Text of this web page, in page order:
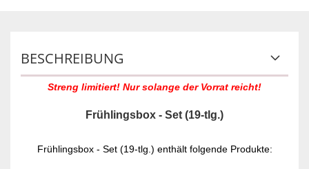
BESCHREIBUNG
Streng limitiert! Nur solange der Vorrat reicht!
Frühlingsbox - Set (19-tlg.)
Frühlingsbox - Set (19-tlg.) enthält folgende Produkte: